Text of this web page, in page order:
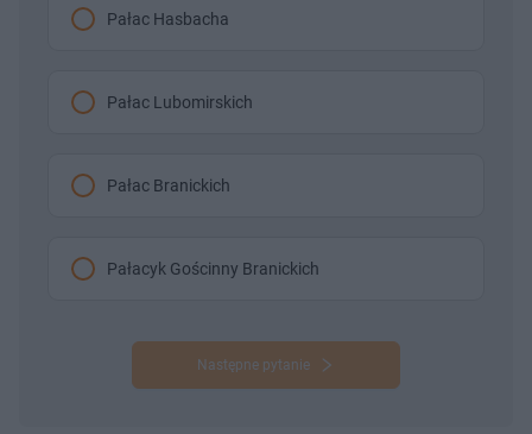
Pałac Hasbacha
Pałac Lubomirskich
Pałac Branickich
Pałacyk Gościnny Branickich
Następne pytanie